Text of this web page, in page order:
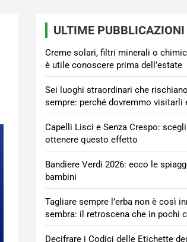
ULTIME PUBBLICAZIONI
Creme solari, filtri minerali o
è utile conoscere prima dell’estate
Sei luoghi straordinari che
sempre: perché dovremmo visitarli
Capelli Lisci e Senza Crespo:
ottenere questo effetto
Bandiere Verdi 2026: ecco le
bambini
Tagliare sempre l’erba non è così
sembra: il retroscena che in pochi
Decifrare i Codici delle Etichette